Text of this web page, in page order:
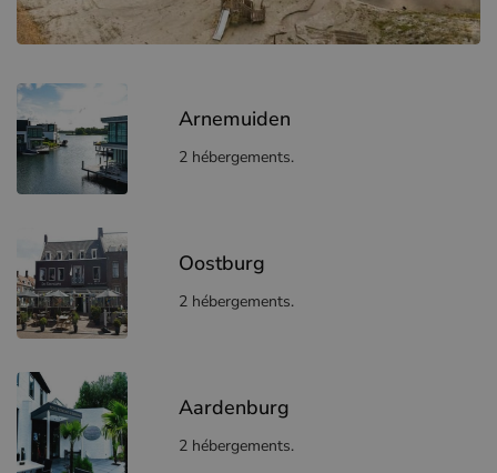
Arnemuiden
2 hébergements.
Oostburg
2 hébergements.
Aardenburg
2 hébergements.